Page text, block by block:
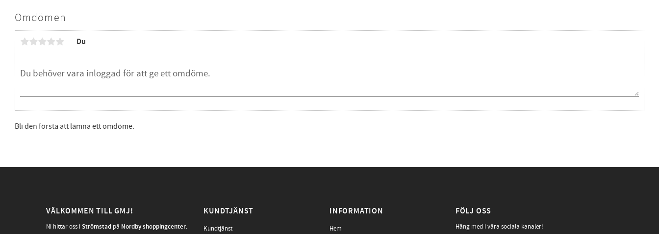
Omdömen
Du
Bli den första att lämna ett omdöme.
VÄLKOMMEN TILL GMJ!
Ni hittar oss iStrömstad på Nordby shoppingcenter.
KUNDTJÄNST
Kundtjänst
INFORMATION
Hem
FÖLJ OSS
Häng med i våra sociala kanaler!